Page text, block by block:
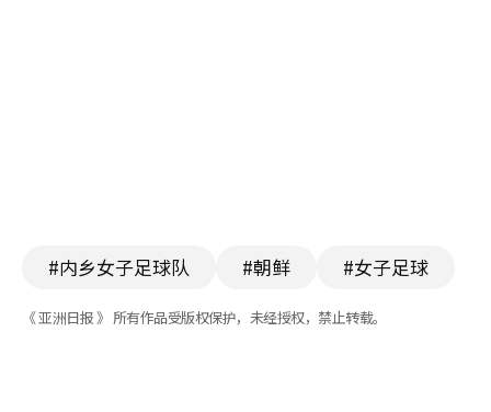
#内乡女子足球队 #朝鲜 #女子足球
《 亚洲日报 》 所有作品受版权保护，未经授权，禁止转载。